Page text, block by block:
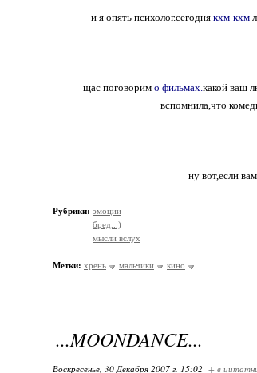
и я опять психолог.сегодня кхм-кхм
щас поговорим о фильмах.какой ваш
вспомнила,что
ну вот,если
Рубрики: эмоции
бред...)
мысли вслух
Метки: хрень мальчики кино
...MOONDANCE...
Воскресенье, 30 Декабря 2007 г. 15:02 + в